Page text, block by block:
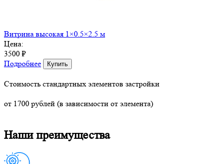
Витрина высокая 1×0.5×2.5 м
Цена:
3500 ₽
Подробнее
Купить
Стоимость стандартных элементов застройки
от 1700 рублей (в зависимости от элемента)
Наши преимущества